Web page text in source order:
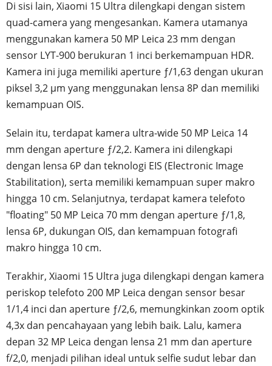
Di sisi lain, Xiaomi 15 Ultra dilengkapi dengan sistem
quad-camera yang mengesankan. Kamera utamanya
menggunakan kamera 50 MP Leica 23 mm dengan
sensor LYT-900 berukuran 1 inci berkemampuan HDR.
Kamera ini juga memiliki aperture ƒ/1,63 dengan ukuran
piksel 3,2 μm yang menggunakan lensa 8P dan memiliki
kemampuan OIS.
Selain itu, terdapat kamera ultra-wide 50 MP Leica 14
mm dengan aperture ƒ/2,2. Kamera ini dilengkapi
dengan lensa 6P dan teknologi EIS (Electronic Image
Stabilitation), serta memiliki kemampuan super makro
hingga 10 cm. Selanjutnya, terdapat kamera telefoto
"floating" 50 MP Leica 70 mm dengan aperture ƒ/1,8,
lensa 6P, dukungan OIS, dan kemampuan fotografi
makro hingga 10 cm.
Terakhir, Xiaomi 15 Ultra juga dilengkapi dengan kamera
periskop telefoto 200 MP Leica dengan sensor besar
1/1,4 inci dan aperture ƒ/2,6, memungkinkan zoom optik
4,3x dan pencahayaan yang lebih baik. Lalu, kamera
depan 32 MP Leica dengan lensa 21 mm dan aperture
f/2,0, menjadi pilihan ideal untuk selfie sudut lebar dan